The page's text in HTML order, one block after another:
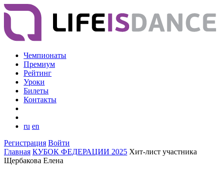
Чемпионаты
Премиум
Рейтинг
Уроки
Билеты
Контакты
ru en
Регистрация Войти
Главная КУБОК ФЕДЕРАЦИИ 2025 Хит-лист участника
Щербакова Елена